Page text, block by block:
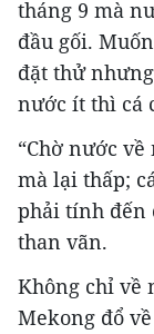
tháng 9 mà
đầu gối.
đặt thử
nước ít thì cá
“Chờ nước
mà lại thấp;
phải tính đến
than vãn.
Không chỉ về
Mekong đổ